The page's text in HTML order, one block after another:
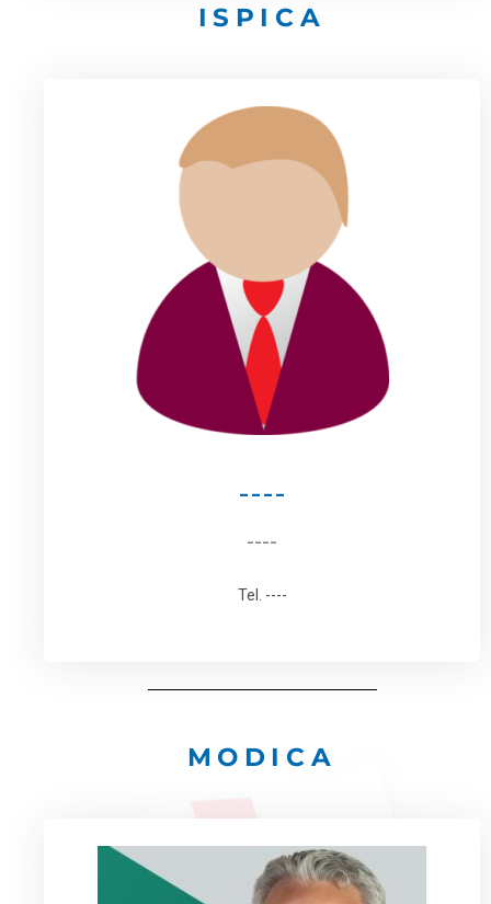
ISPICA
----
----
Tel. ----
MODICA